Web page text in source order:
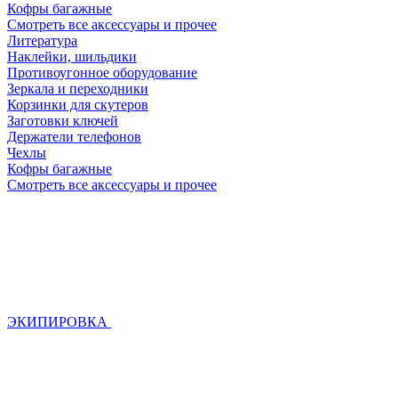
Кофры багажные
Смотреть все аксессуары и прочее
Литература
Наклейки, шильдики
Противоугонное оборудование
Зеркала и переходники
Корзинки для скутеров
Заготовки ключей
Держатели телефонов
Чехлы
Кофры багажные
Смотреть все аксессуары и прочее
ЭКИПИРОВКА